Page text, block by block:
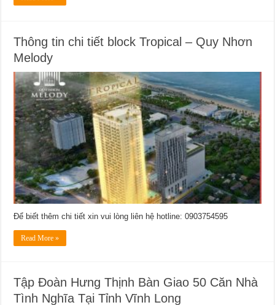
Thông tin chi tiết block Tropical – Quy Nhơn
Melody
Để biết thêm chi tiết xin vui lòng liên hệ hotline: 0903754595
Read More »
Tập Đoàn Hưng Thịnh Bàn Giao 50 Căn Nhà
Tình Nghĩa Tại Tỉnh Vĩnh Long